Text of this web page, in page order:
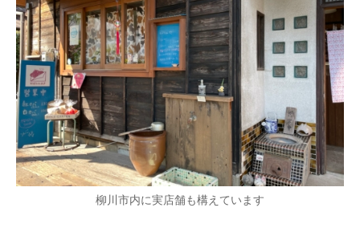
柳川市内に実店舗も構えています